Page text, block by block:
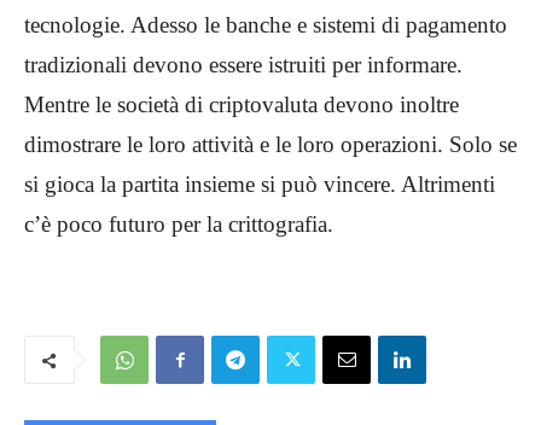
tecnologie. Adesso le banche e sistemi di pagamento
tradizionali devono essere istruiti per informare.
Mentre le società di criptovaluta devono inoltre
dimostrare le loro attività e le loro operazioni. Solo se
si gioca la partita insieme si può vincere. Altrimenti
c’è poco futuro per la crittografia.